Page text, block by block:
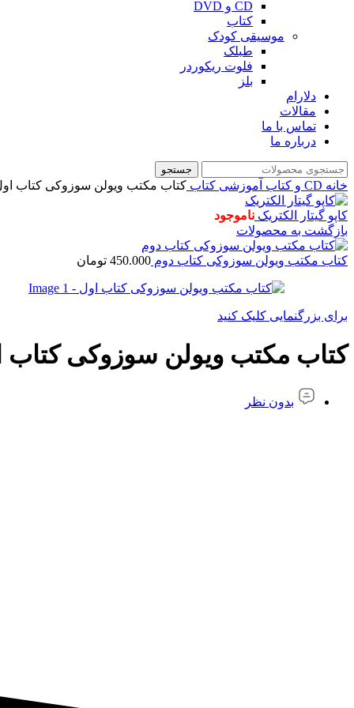
CD و DVD
کتاب
موسیقی کودک
طبلک
فلوت ریکوردر
بلز
دلارام
مقالات
تماس با ما
درباره ما
جستجو
خانه CD و کتاب آموزشی کتاب کتاب مکتب ویولن سوزوکی کتاب
کاپو گیتار الکتریک ناموجود
بازگشت به محصولات
کتاب مکتب ویولن سوزوکی کتاب دوم 450.000 تومان
برای بزرگنمایی کلیک کنید
کتاب مکتب ویولن سوزوکی کتاب
بدون نظر